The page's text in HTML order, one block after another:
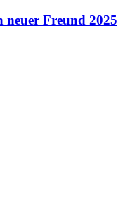
Freund 2025